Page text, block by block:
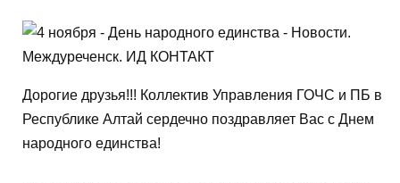
Дорогие друзья!!! Коллектив Управления ГОЧС и ПБ в
Республике Алтай сердечно поздравляет Вас с Днем
народного единства!